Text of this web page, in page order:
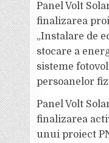
Panel Volt
finalizarea
„Instalare de
stocare a
sisteme
persoanelor
Panel Volt
finalizarea
unui proiect